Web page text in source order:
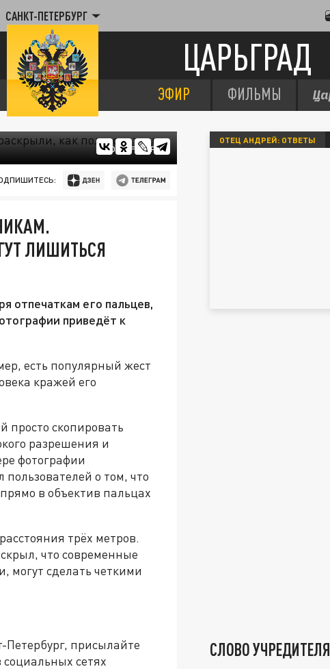
САНКТ-ПЕТЕРБУРГ
ЦАРЬГРАД
ЭФИР ФИЛЬМЫ
ФОТО: FREEPIK
ЛИШИТЬСЯ
отпечаткам его пальцев,
приведёт к
есть популярный жест
кражей его
просто скопировать
разрешения и
фотографии
о том, что
в объектив пальцах
трёх метров.
что современные
могут сделать четкими
Петербург, присылайте
сетях
ОТЕЦ АНДРЕЙ: ОТВЕТЫ
СЛОВО УЧРЕДИТЕЛЯ